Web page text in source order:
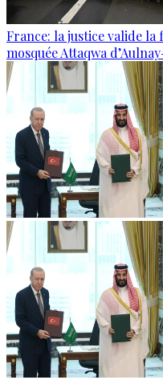
France: la justice valide
mosquée Attaqwa